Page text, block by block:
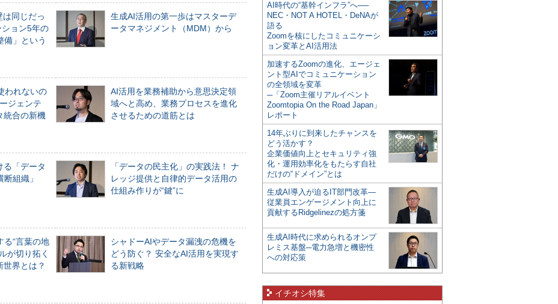
は同じだっ
ョン5年の
備」という
生成AI活用の第一歩はマスターデ
ータマネジメント（MDM）から
われないの
ジェンテ
統合の新機
AI活用を業務補助から意思決定領
域へと高め、業務プロセスを進化
させるための道筋とは
る「データ
組織」
「データの民主化」の実践法！ ナ
レッジ提供と自律的データ活用の
仕組み作りが“鍵”に
る“言葉の地
が切り拓く
世界とは？
シャドーAIやデータ漏洩の危機を
どう防ぐ？ 安全なAI活用を実現す
る新戦略
AI時代の“基幹インフラ”へ──
NEC・NOT A HOTEL・DeNAが
語る
Zoomを核にしたコミュニケーシ
ョン変革とAI活用法
加速するZoomの進化、エージェ
ント型AIでコミュニケーション
の全領域を変革
─「Zoom主催リアルイベント
Zoomtopia On the Road Japan」
レポート
14年ぶりに到来したチャンスを
どう活かす？
企業価値向上とセキュリティ強
化・運用効率化をもたらす自社
だけの“ドメイン”とは
生成AI導入が迫るIT部門改革―
従業員エンゲージメント向上に
貢献するRidgelinezの処方箋
生成AI時代に求められるオンプ
レミス基盤─電力急増と機密性
への対応策
イチオシ特集